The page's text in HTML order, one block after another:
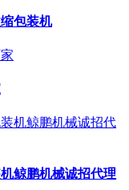
包装机
鲸鹏机械诚招代理